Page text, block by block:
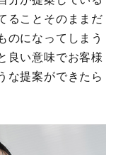
ることそのままだ
のになってしまう
良い意味でお客様
な提案ができたら